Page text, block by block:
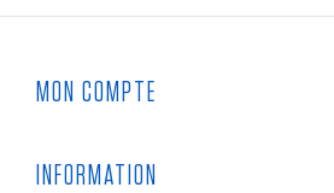
MON COMPTE
INFORMATION